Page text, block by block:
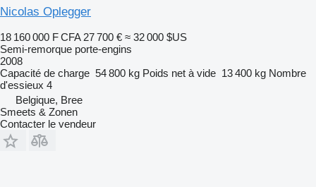
Nicolas Oplegger
18 160 000 F CFA 27 700 € ≈ 32 000 $US
Semi-remorque porte-engins
2008
Capacité de charge 54 800 kg Poids net à vide 13 400 kg Nombre
d'essieux 4
Belgique, Bree
Smeets & Zonen
Contacter le vendeur